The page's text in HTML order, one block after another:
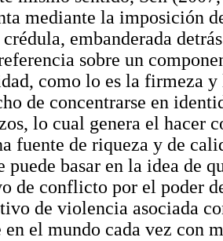
mediante la imposición
crédula, embanderada
sobre un
como lo es la firmeza
de concentrarse en
lo cual genera el hacer
fuente de riqueza y de
puede basar en la idea de
de conflicto por el poder
de violencia asociada
en el mundo cada vez con